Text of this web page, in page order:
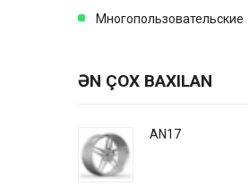
Многопользовательские
ƏN ÇOX BAXILAN
AN17